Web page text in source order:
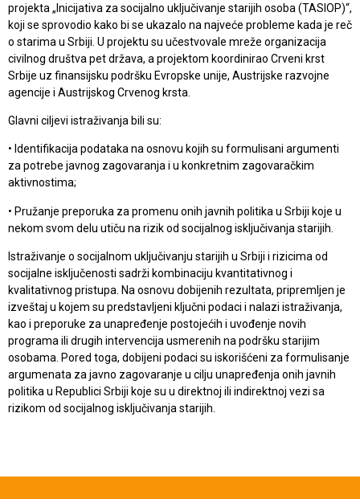
projekta „Inicijativa za socijalno uključivanje starijih osoba (TASIOP)“,
koji se sprovodio kako bi se ukazalo na najveće probleme kada je reč
o starima u Srbiji. U projektu su učestvovale mreže organizacija
civilnog društva pet država, a projektom koordinirao Crveni krst
Srbije uz finansijsku podršku Evropske unije, Austrijske razvojne
agencije i Austrijskog Crvenog krsta.
Glavni ciljevi istraživanja bili su:
• Identifikacija podataka na osnovu kojih su formulisani argumenti
za potrebe javnog zagovaranja i u konkretnim zagovaračkim
aktivnostima;
• Pružanje preporuka za promenu onih javnih politika u Srbiji koje u
nekom svom delu utiču na rizik od socijalnog isključivanja starijih.
Istraživanje o socijalnom uključivanju starijih u Srbiji i rizicima od
socijalne isključenosti sadrži kombinaciju kvantitativnog i
kvalitativnog pristupa. Na osnovu dobijenih rezultata, pripremljen je
izveštaj u kojem su predstavljeni ključni podaci i nalazi istraživanja,
kao i preporuke za unapređenje postojećih i uvođenje novih
programa ili drugih intervencija usmerenih na podršku starijim
osobama. Pored toga, dobijeni podaci su iskorišćeni za formulisanje
argumenata za javno zagovaranje u cilju unapređenja onih javnih
politika u Republici Srbiji koje su u direktnoj ili indirektnoj vezi sa
rizikom od socijalnog isključivanja starijih.